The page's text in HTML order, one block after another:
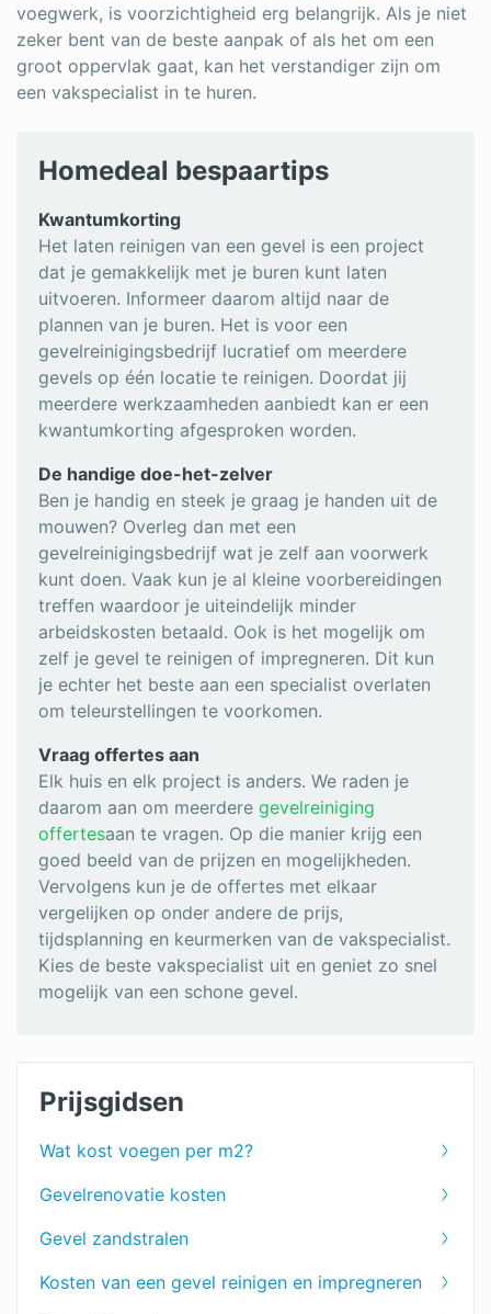
voegwerk, is voorzichtigheid erg belangrijk. Als je niet
zeker bent van de beste aanpak of als het om een
groot oppervlak gaat, kan het verstandiger zijn om
een vakspecialist in te huren.
Homedeal bespaartips
Kwantumkorting
Het laten reinigen van een gevel is een project
dat je gemakkelijk met je buren kunt laten
uitvoeren. Informeer daarom altijd naar de
plannen van je buren. Het is voor een
gevelreinigingsbedrijf lucratief om meerdere
gevels op één locatie te reinigen. Doordat jij
meerdere werkzaamheden aanbiedt kan er een
kwantumkorting afgesproken worden.
De handige doe-het-zelver
Ben je handig en steek je graag je handen uit de
mouwen? Overleg dan met een
gevelreinigingsbedrijf wat je zelf aan voorwerk
kunt doen. Vaak kun je al kleine voorbereidingen
treffen waardoor je uiteindelijk minder
arbeidskosten betaald. Ook is het mogelijk om
zelf je gevel te reinigen of impregneren. Dit kun
je echter het beste aan een specialist overlaten
om teleurstellingen te voorkomen.
Vraag offertes aan
Elk huis en elk project is anders. We raden je
daarom aan om meerdere gevelreiniging
offertesaan te vragen. Op die manier krijg een
goed beeld van de prijzen en mogelijkheden.
Vervolgens kun je de offertes met elkaar
vergelijken op onder andere de prijs,
tijdsplanning en keurmerken van de vakspecialist.
Kies de beste vakspecialist uit en geniet zo snel
mogelijk van een schone gevel.
Prijsgidsen
Wat kost voegen per m2?
Gevelrenovatie kosten
Gevel zandstralen
Kosten van een gevel reinigen en impregneren